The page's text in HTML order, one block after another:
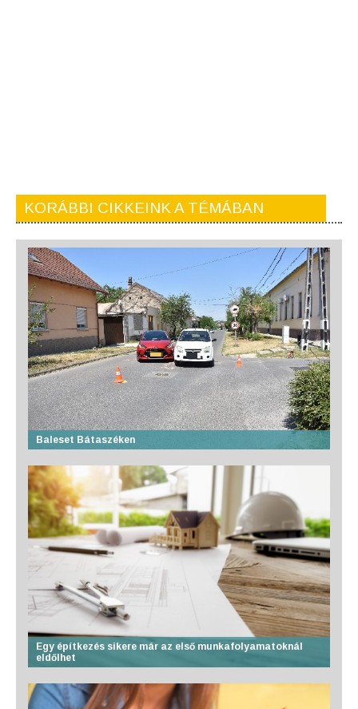
KORÁBBI CIKKEINK A TÉMÁBAN
Baleset Bátaszéken
Egy építkezés sikere már az első munkafolyamatoknál
eldőlhet